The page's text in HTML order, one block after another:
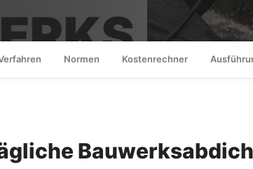
Normen Kostenrechner